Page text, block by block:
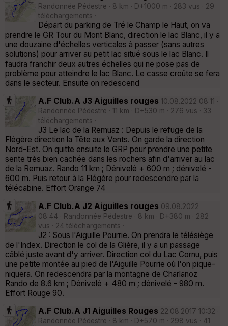
Randonnée Pédestre · 8 km · D+1000 m · 283 vus · 29
téléchargements ·
Départ du parking de Tré le Champ le Haut, on va
prendre le GR Tour du Mont Blanc, direction le lac Blanc, il y a
une douzaine d'échelles verticales à passer (sans autres
solutions) pour arriver au petit lac situé sous le lac Blanc. Il
faudra franchir deux autres échelles qui ne pose pas de
problème pour atteindre le lac Blanc. Le casse croûte se fera
dans le secteur. Ensuite on redescend
A.F Club.A J3 Aiguilles rouges 10.08.2022 08:11 ·
Randonnée Pédestre · 11 km · D+530 m · 276 vus · 33
téléchargements ·
J3 Le lac de la Remuaz : Depuis le refuge de la
Flégère direction la Tête aux Vents. On garde la direction
Nord-Est. On quitte ensuite le GRP pour prendre une petite
sente très bien cachée dans les rochers afin d'arriver au lac
de la Remuaz. Rando 11 km ; Dénivelé + 600 m ; dénivelé -
600 m. Puis retour à la Flégère pour redescendre par la
télécabine. Effort Orange 74
A.F Club.A J2 Aiguilles rouges 09.08.2022
08:44 · Randonnée Pédestre · 8 km · D+380 m · 282
vus · 24 téléchargements ·
J2 : Sous l'Aiguille Pourrie. On prendra le télésiège
de l'Index. Direction le col de la Glière, il y a un passage
câblé juste avant d'y arriver. Direction col du Lac Cornu, puis
une petite montée au pied de l'Aiguille Pourrie où l'on pique-
niquera. On redescendra par la montagne de Charlanoz
Rando de 8.6 km ; Dénivelé + 480 m ; dénivelé - 980 m.
Effort Rouge 90.
A.F Club.A J1 Aiguilles Rouges 22.08.2017 10:32 ·
Randonnée Pédestre · 8 km · D+570 m · 298 vus · 41